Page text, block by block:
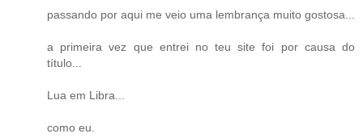
passando por aqui me veio uma lembrança muito gostosa...
a primeira vez que entrei no teu site foi por causa do
título...
Lua em Libra...
como eu.